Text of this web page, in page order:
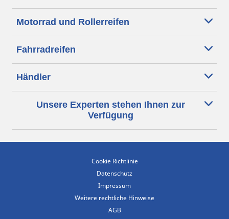
Motorrad und Rollerreifen
Fahrradreifen
Händler
Unsere Experten stehen Ihnen zur
Verfügung
Cookie Richtlinie
Datenschutz
Impressum
Weitere rechtliche Hinweise
AGB